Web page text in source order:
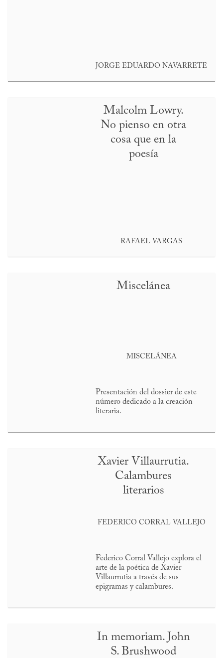
JORGE EDUARDO NAVARRETE
Malcolm Lowry.
No pienso en otra
cosa que en la
poesía
RAFAEL VARGAS
Miscelánea
MISCELÁNEA
Presentación del dossier de este
número dedicado a la creación
literaria.
Xavier Villaurrutia.
Calambures
literarios
FEDERICO CORRAL VALLEJO
Federico Corral Vallejo explora el
arte de la poética de Xavier
Villaurrutia a través de sus
epigramas y calambures.
In memoriam. John
S. Brushwood